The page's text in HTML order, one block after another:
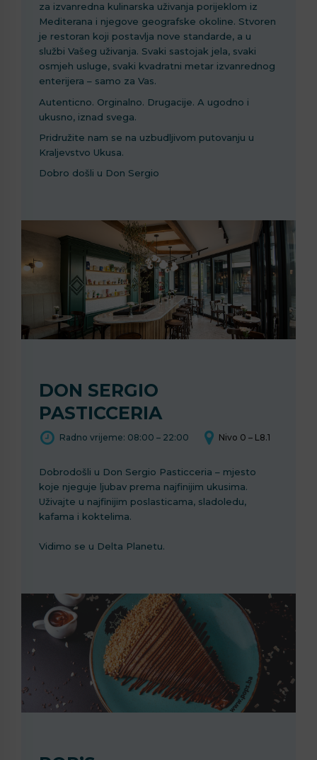
za izvanredna kulinarska uživanja porijeklom iz
Mediterana i njegove geografske okoline. Stvoren
je restoran koji postavlja nove standarde, a u
službi Vašeg uživanja. Svaki sastojak jela, svaki
osmjeh usluge, svaki kvadratni metar izvanrednog
enterijera – samo za Vas.
Autenticno. Orginalno. Drugacije. A ugodno i
ukusno, iznad svega.
Pridružite nam se na uzbudljivom putovanju u
Kraljevstvo Ukusa.
Dobro došli u Don Sergio
DON SERGIO
PASTICCERIA
Radno vrijeme: 08:00 – 22:00 Nivo 0 – L8.1
Dobrodošli u Don Sergio Pasticceria – mjesto
koje njeguje ljubav prema najfinijim ukusima.
Uživajte u najfinijim poslasticama, sladoledu,
kafama i koktelima.
Vidimo se u Delta Planetu.